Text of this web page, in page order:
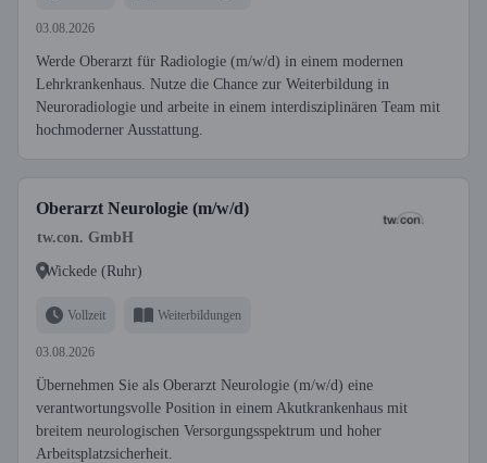
03.08.2026
Werde Oberarzt für Radiologie (m/w/d) in einem modernen
Lehrkrankenhaus. Nutze die Chance zur Weiterbildung in
Neuroradiologie und arbeite in einem interdisziplinären Team mit
hochmoderner Ausstattung.
Oberarzt Neurologie (m/w/d)
tw.con. GmbH
Wickede (Ruhr)
Vollzeit Weiterbildungen
03.08.2026
Übernehmen Sie als Oberarzt Neurologie (m/w/d) eine
verantwortungsvolle Position in einem Akutkrankenhaus mit
breitem neurologischen Versorgungsspektrum und hoher
Arbeitsplatzsicherheit.